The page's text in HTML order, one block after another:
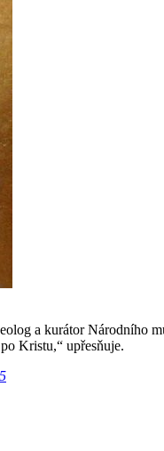
a kurátor Národního
Kristu,“ upřesňuje.